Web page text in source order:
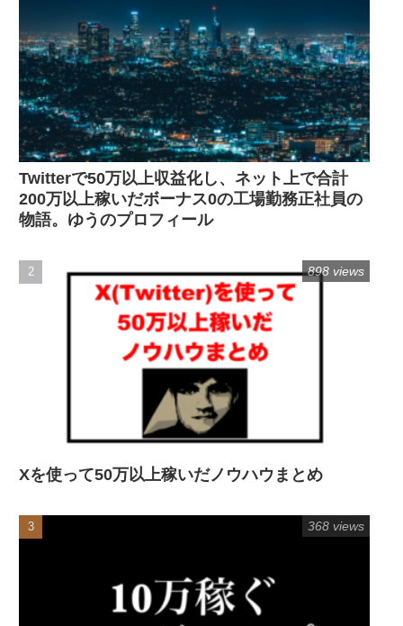
Twitterで50万以上収益化し、ネット上で合計
200万以上稼いだボーナス0の工場勤務正社員の
物語。ゆうのプロフィール
Xを使って50万以上稼いだノウハウまとめ
898 views
368 views